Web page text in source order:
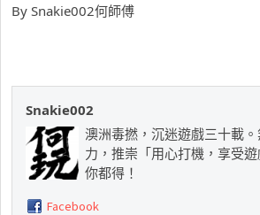
By Snakie002何師傅
Snakie002
澳洲毒撚，沉迷遊戲三十載
力，推崇「用心打機，享受遊
你都得！
Facebook